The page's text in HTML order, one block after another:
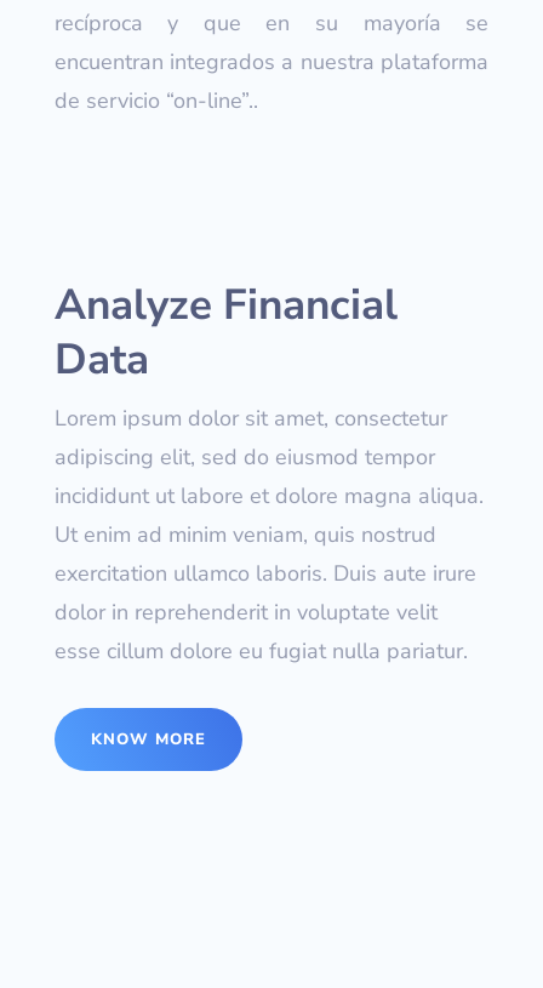
recíproca y que en su mayoría se
encuentran integrados a nuestra plataforma
de servicio “on-line”..
Analyze Financial
Data
Lorem ipsum dolor sit amet, consectetur
adipiscing elit, sed do eiusmod tempor
incididunt ut labore et dolore magna aliqua.
Ut enim ad minim veniam, quis nostrud
exercitation ullamco laboris. Duis aute irure
dolor in reprehenderit in voluptate velit
esse cillum dolore eu fugiat nulla pariatur.
KNOW MORE